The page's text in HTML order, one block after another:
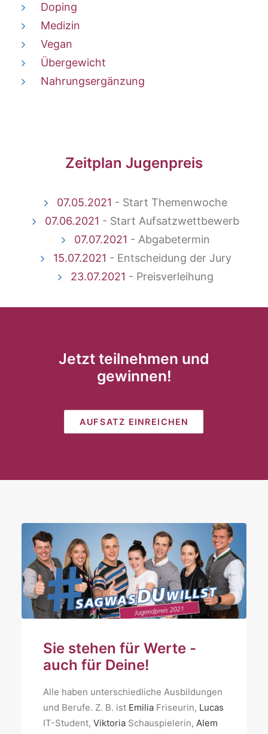
Doping
Medizin
Vegan
Übergewicht
Nahrungsergänzung
Zeitplan Jugenpreis
07.05.2021 - Start Themenwoche
07.06.2021 - Start Aufsatzwettbewerb
07.07.2021 - Abgabetermin
15.07.2021 - Entscheidung der Jury
23.07.2021 - Preisverleihung
Jetzt teilnehmen und
gewinnen!
AUFSATZ EINREICHEN
Sie stehen für Werte -
auch für Deine!
Alle haben unterschiedliche Ausbildungen
und Berufe. Z. B. ist Emilia Friseurin, Lucas
IT-Student, Viktoria Schauspielerin, Alem